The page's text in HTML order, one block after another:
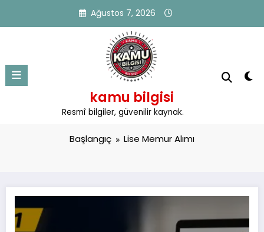
Ağustos 7, 2026
kamu bilgisi
Resmî bilgiler, güvenilir kaynak.
Etiket: Lise Memur Alımı
Başlangıç Lise Memur Alımı